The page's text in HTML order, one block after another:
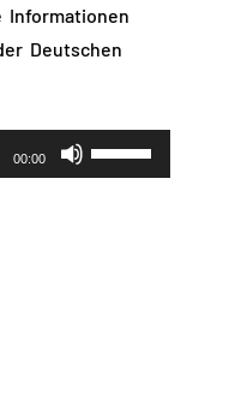
Informationen
Deutschen
00:00
Pfeiltasten
Hoch/Runter